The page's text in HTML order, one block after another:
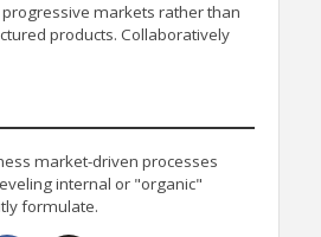
markets rather than
products. Collaboratively
market-driven processes
internal or "organic"
formulate.